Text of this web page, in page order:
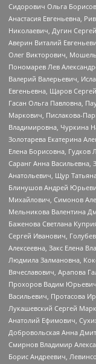
Сидорович Ольга
Анастасия Евгеньевна,
Николаевич, Дугин
Аверин Виталий
Олег Викторович,
Пономарев Лев
Валерий Валерьевич,
Евгеньевна, Щаров
Гасан Ольга Павловна,
Маркович, Пислакова-
Владимировна, Чуркина
Золотарева Екатерина
Елена Борисовна,
Саранг Анна Васильевна,
Анатольевич, Щур
Блинушов Андрей
Михайлович, Симонов
Мельникова Валентина
Баженова Светлана
Сергей Иванович,
Алексеевна, Закс Елена
Людмила Залмановна,
Вячеславович, Арапова
Прохоров Вадим
Васильевич, Протасова
Лукашевский Сергей
Анатолий Ефимович,
Добровольская Анна
Смирнов Владимир
Борис Андреевич,